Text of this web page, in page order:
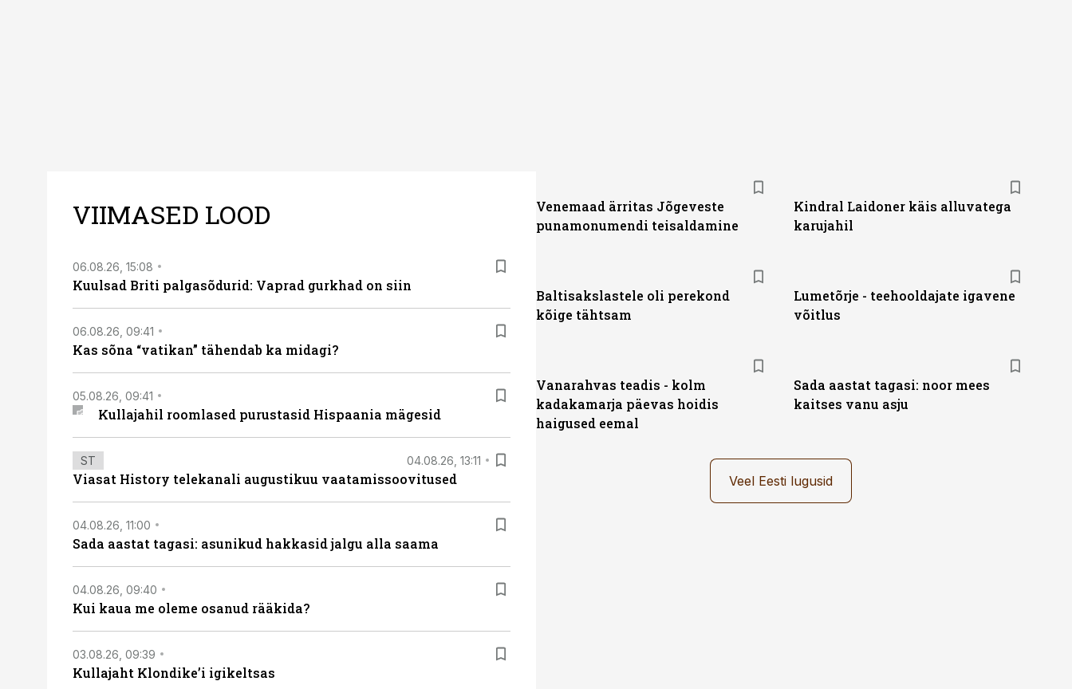
VIIMASED LOOD
06.08.26, 15:08
Kuulsad Briti palgasõdurid: Vaprad gurkhad on siin
06.08.26, 09:41
Kas sõna “vatikan” tähendab ka midagi?
05.08.26, 09:41
Kullajahil roomlased purustasid Hispaania mägesid
ST 04.08.26, 13:11
Viasat History telekanali augustikuu vaatamissoovitused
04.08.26, 11:00
Sada aastat tagasi: asunikud hakkasid jalgu alla saama
04.08.26, 09:40
Kui kaua me oleme osanud rääkida?
03.08.26, 09:39
Kullajaht Klondike’i igikeltsas
Venemaad ärritas Jõgeveste
punamonumendi teisaldamine
Kindral Laidoner käis alluvatega
karujahil
Baltisakslastele oli perekond
kõige tähtsam
Lumetõrje - teehooldajate igavene
võitlus
Vanarahvas teadis - kolm
kadakamarja päevas hoidis
haigused eemal
Sada aastat tagasi: noor mees
kaitses vanu asju
Veel Eesti lugusid